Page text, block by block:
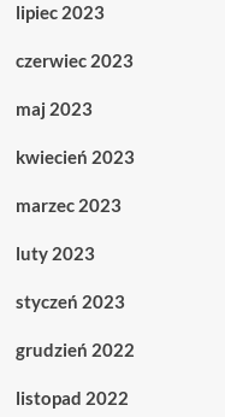
lipiec 2023
czerwiec 2023
maj 2023
kwiecień 2023
marzec 2023
luty 2023
styczeń 2023
grudzień 2022
listopad 2022